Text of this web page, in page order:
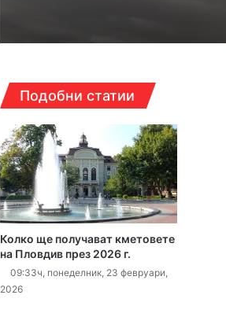
17:06ч, четвъртък, 6
16:40ч, четвъртък, 6
Подобни статии
Колко ще получават кметовете
на Пловдив през 2026 г.
09:33ч, понеделник, 23 февруари,
2026